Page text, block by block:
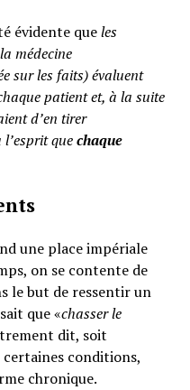
évidente queles
médecine
sur les faits) évaluent
patient et, à la suite
d’en tirer
quechaque
une place impériale
on se contente de
le but de ressentir un
que «chasser le
dit, soit
conditions,
chronique.